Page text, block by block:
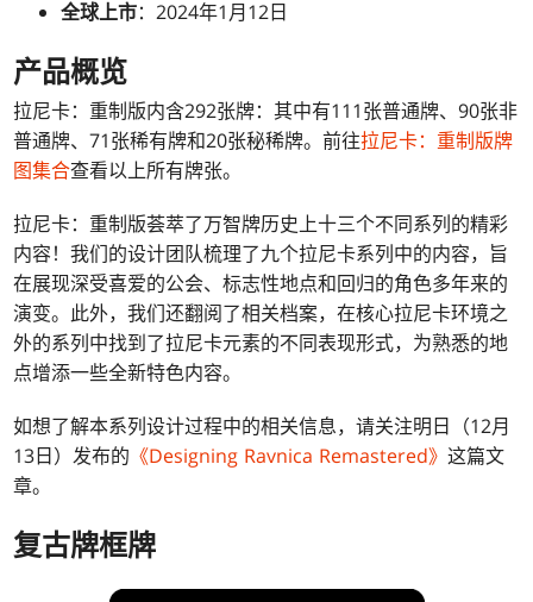
全球上市：2024年1月12日
产品概览
拉尼卡：重制版内含292张牌：其中有111张普通牌、90张非
普通牌、71张稀有牌和20张秘稀牌。前往拉尼卡：重制版牌
图集合查看以上所有牌张。
拉尼卡：重制版荟萃了万智牌历史上十三个不同系列的精彩
内容！我们的设计团队梳理了九个拉尼卡系列中的内容，旨
在展现深受喜爱的公会、标志性地点和回归的角色多年来的
演变。此外，我们还翻阅了相关档案，在核心拉尼卡环境之
外的系列中找到了拉尼卡元素的不同表现形式，为熟悉的地
点增添一些全新特色内容。
如想了解本系列设计过程中的相关信息，请关注明日（12月
13日）发布的 《Designing Ravnica Remastered》这篇文
章。
复古牌框牌